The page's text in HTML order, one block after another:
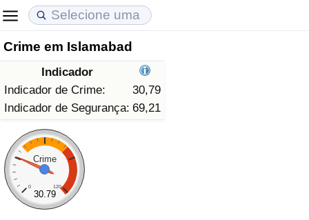
Crime em Islamabad
Indicador
Indicador de Crime:
30,79
Indicador de Segurança: 69,21
Crime
0 120
30.79
Custo de Vida
Indicador de Custo de Vida (Atual)
Indicador de Custo de Vida
Indicador de Custo de Vida Por País
em Aqaba
Preços de Imóveis
Indicador de Preços de Imóveis (Atual)
Indicador de Preços de Imóveis
Indicador de Preços de Imóveis por País
Qualidade de Vida
Indicador de Qualidade de Vida
Indicador de Qualidade de Vida (Atual)
Índice de qualidade de vida por país
Crime